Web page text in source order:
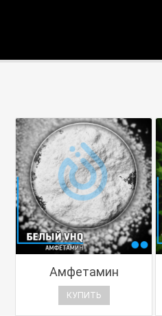
Амфетамин
КУПИТЬ